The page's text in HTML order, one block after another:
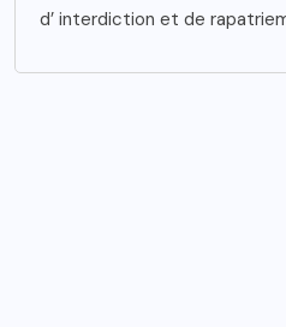
d’ interdiction et de